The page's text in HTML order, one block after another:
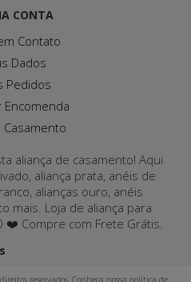
CONTA
Contato
Dados
Pedidos
Encomenda
Casamento
aliança de casamento! Aqui
aliança prata, anéis de
alianças ouro, anéis
mais. Loja de aliança para
❤️ Compre com Frete Grátis.
reservados. Conheça nossa política de